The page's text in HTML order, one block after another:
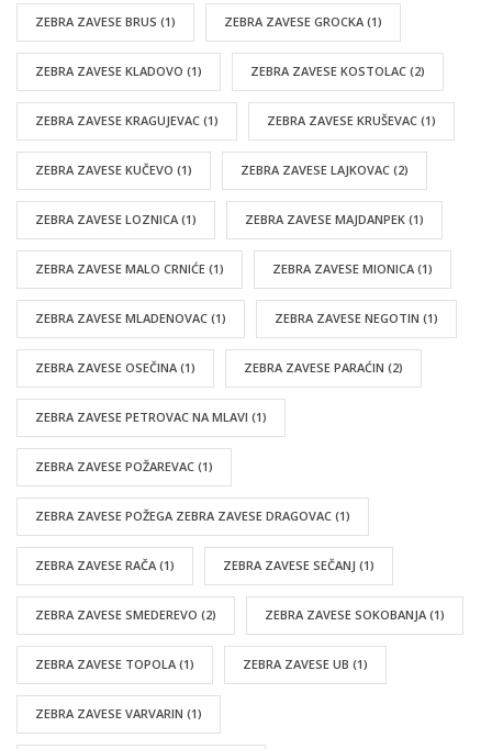
ZEBRA ZAVESE BRUS (1) ZEBRA ZAVESE GROCKA (1)
ZEBRA ZAVESE KLADOVO (1) ZEBRA ZAVESE KOSTOLAC (2)
ZEBRA ZAVESE KRAGUJEVAC (1) ZEBRA ZAVESE KRUŠEVAC (1)
ZEBRA ZAVESE KUČEVO (1) ZEBRA ZAVESE LAJKOVAC (2)
ZEBRA ZAVESE LOZNICA (1) ZEBRA ZAVESE MAJDANPEK (1)
ZEBRA ZAVESE MALO CRNIĆE (1) ZEBRA ZAVESE MIONICA (1)
ZEBRA ZAVESE MLADENOVAC (1) ZEBRA ZAVESE NEGOTIN (1)
ZEBRA ZAVESE OSEČINA (1) ZEBRA ZAVESE PARAĆIN (2)
ZEBRA ZAVESE PETROVAC NA MLAVI (1)
ZEBRA ZAVESE POŽAREVAC (1)
ZEBRA ZAVESE POŽEGA ZEBRA ZAVESE DRAGOVAC (1)
ZEBRA ZAVESE RAČA (1) ZEBRA ZAVESE SEČANJ (1)
ZEBRA ZAVESE SMEDEREVO (2) ZEBRA ZAVESE SOKOBANJA (1)
ZEBRA ZAVESE TOPOLA (1) ZEBRA ZAVESE UB (1)
ZEBRA ZAVESE VARVARIN (1)